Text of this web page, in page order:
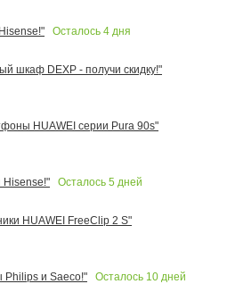
Осталось 4 дня
шкаф DEXP - получи скидку!"
HUAWEI серии Pura 90s"
Осталось 5 дней
HUAWEI FreeClip 2 S"
и Saeco!"
Осталось 10 дней